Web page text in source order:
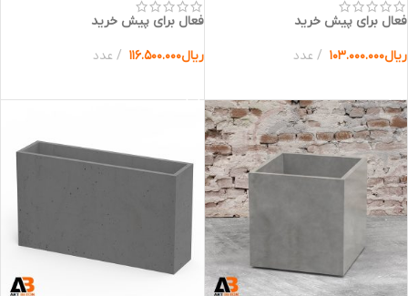
فعال برای پیش خرید
ریال۱۰۳.۰۰۰.۰۰۰ عدد
فعال برای پیش خرید
ریال۱۱۶.۵۰۰.۰۰۰ عدد